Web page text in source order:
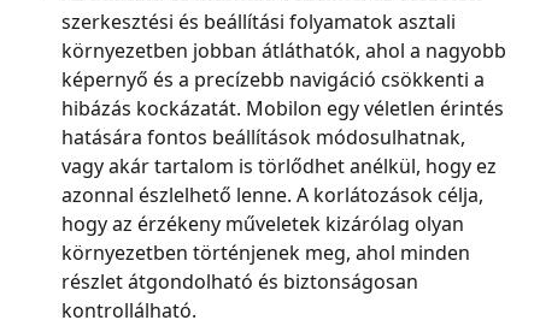
szerkesztési és beállítási folyamatok asztali
környezetben jobban átláthatók, ahol a nagyobb
képernyő és a precízebb navigáció csökkenti a
hibázás kockázatát. Mobilon egy véletlen érintés
hatására fontos beállítások módosulhatnak,
vagy akár tartalom is törlődhet anélkül, hogy ez
azonnal észlelhető lenne. A korlátozások célja,
hogy az érzékeny műveletek kizárólag olyan
környezetben történjenek meg, ahol minden
részlet átgondolható és biztonságosan
kontrollálható.